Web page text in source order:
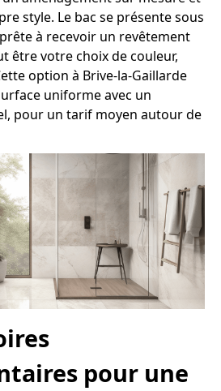
style. Le bac se présente sous
à recevoir un revêtement
être votre choix de couleur,
option à Brive-la-Gaillarde
uniforme avec un
pour un tarif moyen autour de
pour une